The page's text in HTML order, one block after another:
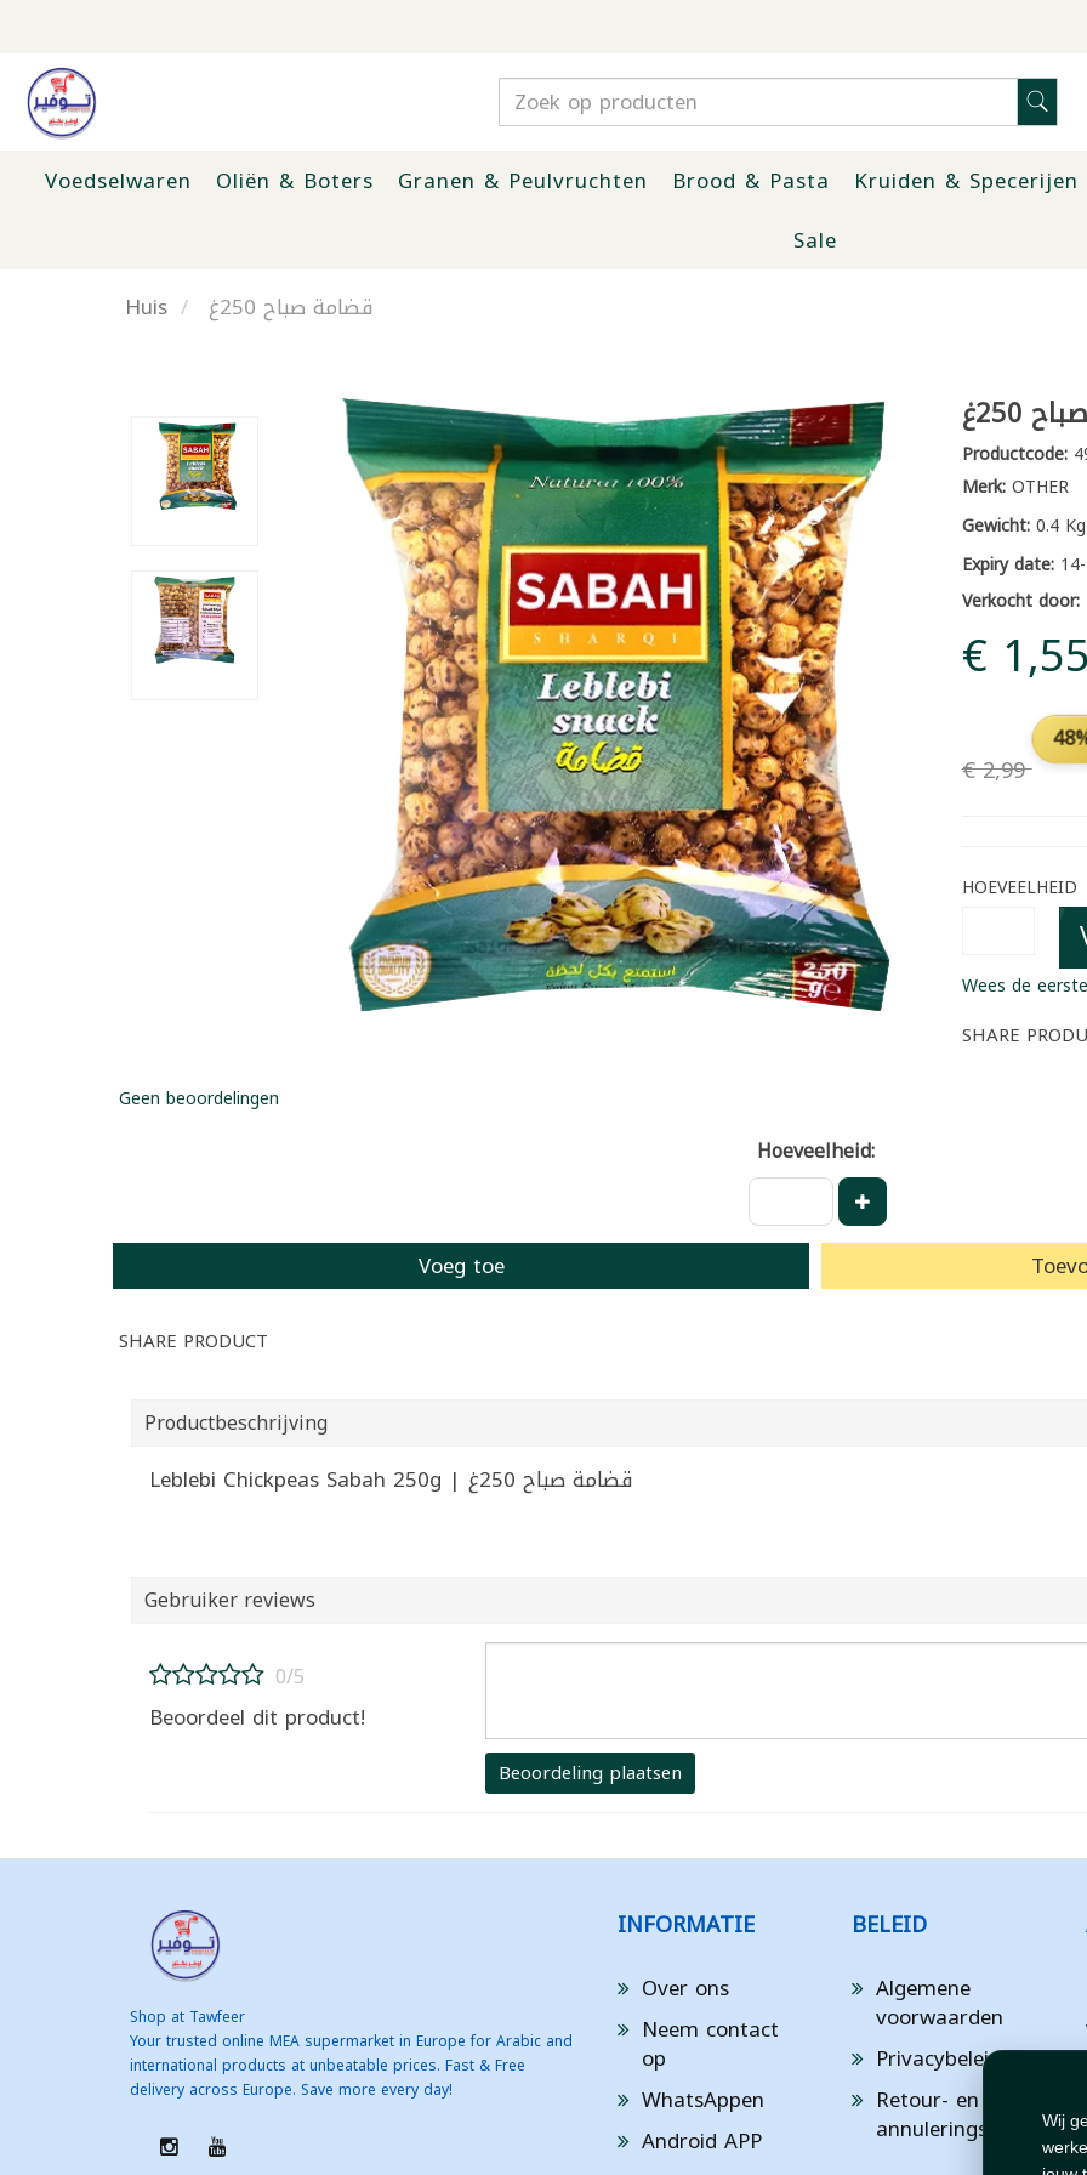
Wij
Voedselwaren Oliën & Boters Granen & Peulvruchten Brood & Pasta Kruiden & Specerijen
Sale
Huis
قضامة صباح 250غ
250غ
Productcode:
Merk:OTHER
Gewicht:0.4 Kg
Expiry date:14-
Verkocht door:
€ 1,55
€ 2,99
HOEVEELHEID
Wees de
SHARE
Geen beoordelingen
Hoeveelheid:
Voeg toe
SHARE PRODUCT
Productbeschrijving
Leblebi Chickpeas Sabah 250g | قضامة صباح 250غ
Gebruiker reviews
0/5
Beoordeel dit product!
Beoordeling plaatsen
Shop at Tawfeer
Your trusted online MEA supermarket in Europe for Arabic and
international products at unbeatable prices. Fast & Free
delivery across Europe. Save more every day!
INFORMATIE
Over ons
Neem contact
op
WhatsAppen
Android APP
BELEID
Algemene
voorwaarden
Privacybeleid
Retour- en
annuleringsbeleid